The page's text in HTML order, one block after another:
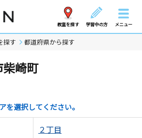
教室を探す 学習中の方 メニュー
探す 都道府県から探す
崎町
を選択してください。
２丁目